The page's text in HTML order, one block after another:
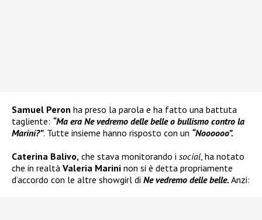
Samuel Peron ha preso la parola e ha fatto una battuta
tagliente: “Ma era Ne vedremo delle belle o bullismo contro la
Marini?”. Tutte insieme hanno risposto con un “Noooooo”.
Caterina Balivo, che stava monitorando i social, ha notato
che in realtà Valeria Marini non si è detta propriamente
d’accordo con le altre showgirl di Ne vedremo delle belle. Anzi: